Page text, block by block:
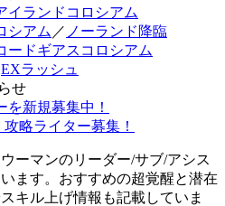
イランドコロシアム
シアム ／ ノーランド降臨
ードギアスコロシアム
EXラッシュ
せ
新規募集中！
略ライター募集！
ーマンのリーダー/サブ/アシス
ます。おすすめの超覚醒と潜在
キル上げ情報も記載していま